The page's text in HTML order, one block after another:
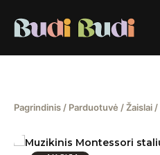
prie
turinio
Pagrindinis / Parduotuvė /Žaislai /